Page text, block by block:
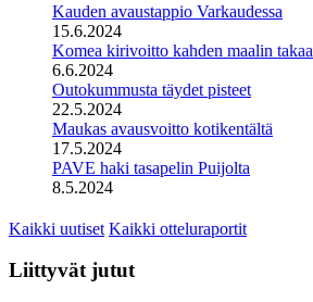
Kauden avaustappio Varkaudessa
15.6.2024
Komea kirivoitto kahden maalin takaa
6.6.2024
Outokummusta täydet pisteet
22.5.2024
Maukas avausvoitto kotikentältä
17.5.2024
PAVE haki tasapelin Puijolta
8.5.2024
Kaikki uutiset Kaikki otteluraportit
Liittyvät jutut